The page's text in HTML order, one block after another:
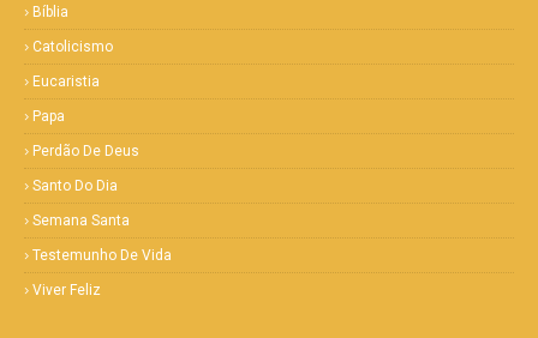
Bíblia
Catolicismo
Eucaristia
Papa
Perdão De Deus
Santo Do Dia
Semana Santa
Testemunho De Vida
Viver Feliz